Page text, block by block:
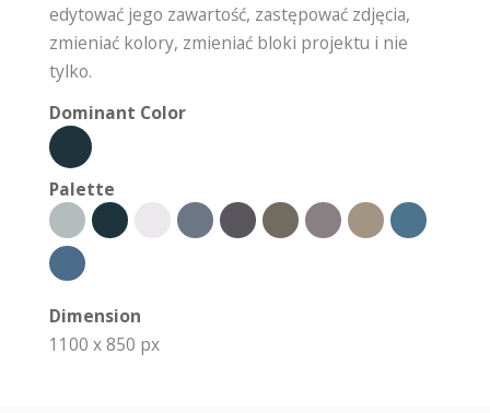
edytować jego zawartość, zastępować zdjęcia,
zmieniać kolory, zmieniać bloki projektu i nie
tylko.
Dominant Color
Palette
Dimension
1100 x 850 px